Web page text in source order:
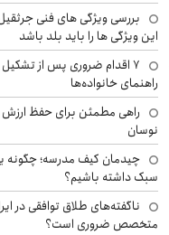
بررسی ویژگی های فنی
این ویژگی ها را باید بلد باشد
۷ اقدام ضروری پس از
راهنمای خانواده‌ها
راهی مطمئن برای حفظ ارزش
نوسان
چیدمان کیف مدرسه؛
سبک داشته باشیم؟
ناگفته‌های طلاق توافقی در
متخصص ضروری است؟